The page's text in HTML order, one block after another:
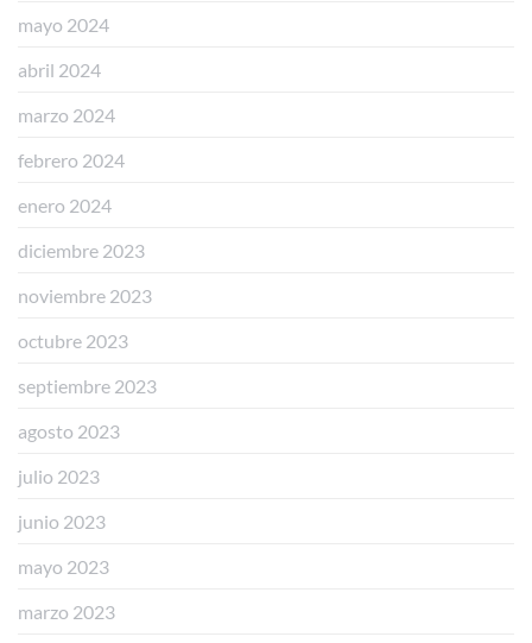
mayo 2024
abril 2024
marzo 2024
febrero 2024
enero 2024
diciembre 2023
noviembre 2023
octubre 2023
septiembre 2023
agosto 2023
julio 2023
junio 2023
mayo 2023
marzo 2023